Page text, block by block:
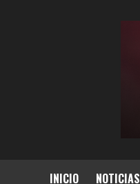
INICIO NOTICIAS